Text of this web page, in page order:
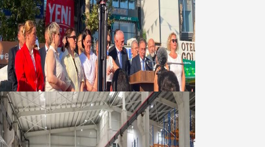
Yeni Parti Bandırma Teşkilatı kuruldu
06 Ağustos 2026